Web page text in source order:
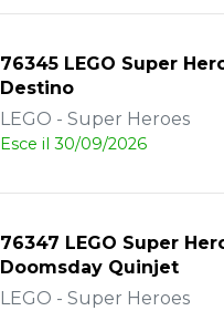
76345 LEGO Super
Destino
LEGO - Super Heroes
Esce il 30/09/2026
76347 LEGO Super
Doomsday Quinjet
LEGO - Super Heroes